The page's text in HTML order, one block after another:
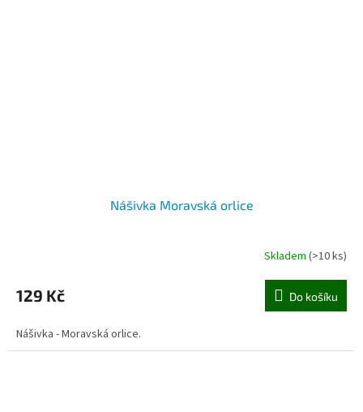
Nášivka Moravská orlice
Skladem (>10 ks)
129 Kč Do košíku
Nášivka - Moravská orlice.